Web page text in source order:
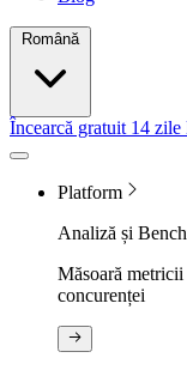
Română
Încearcă gratuit 14 zile
Platform
Analiză și
Măsoară metricii
concurenței